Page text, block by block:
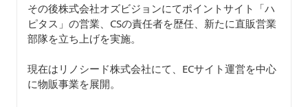
その後株式会社オズビジョンにてポイントサイト「ハ
ピタス」の営業、CSの責任者を歴任、新たに直販営業
部隊を立ち上げを実施。
現在はリノシード株式会社にて、ECサイト運営を中心
に物販事業を展開。